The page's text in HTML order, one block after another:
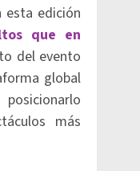
esta edición
que en
del evento
global
más